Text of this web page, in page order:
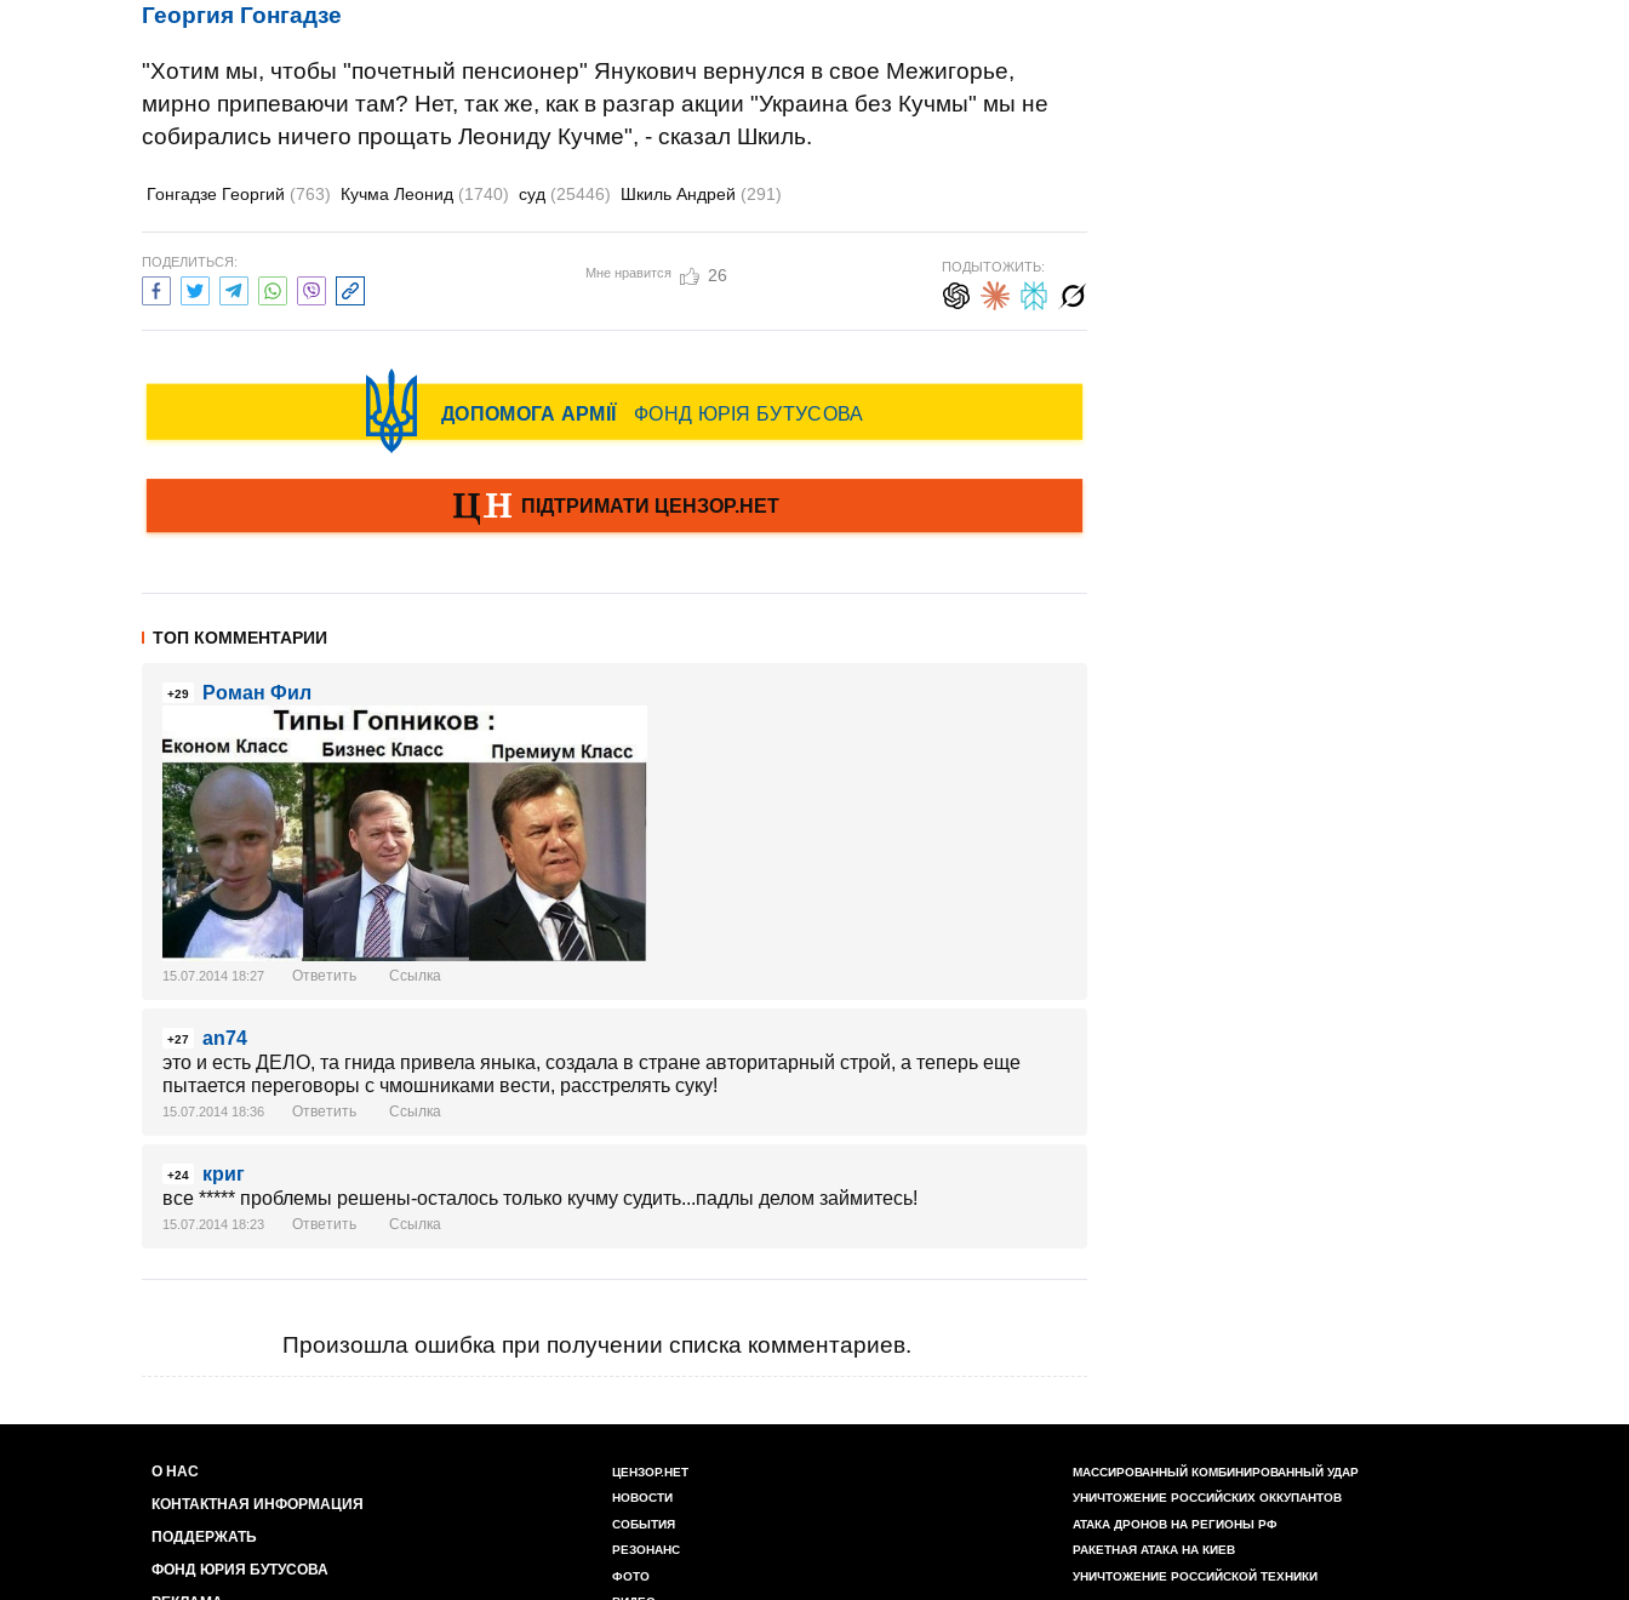
Георгия Гонгадзе
"Хотим мы, чтобы "почетный пенсионер" Янукович вернулся в свое Межигорье,
мирно припеваючи там? Нет, так же, как в разгар акции "Украина без Кучмы" мы не
собирались ничего прощать Леониду Кучме", - сказал Шкиль.
Гонгадзе Георгий (763) Кучма Леонид (1740) суд (25446) Шкиль Андрей (291)
ПОДЕЛИТЬСЯ:
Мне нравится 26 ПОДЫТОЖИТЬ:
ТОП КОММЕНТАРИИ
+29 Роман Фил
15.07.2014 18:27 Ответить Ссылка
+27
an74
это и есть ДЕЛО, та гнида привела яныка, создала в стране авторитарный строй, а теперь еще
пытается переговоры с чмошниками вести, расстрелять суку!
15.07.2014 18:36 Ответить Ссылка
+24
криг
все ***** проблемы решены-осталось только кучму судить...падлы делом займитесь!
15.07.2014 18:23 Ответить Ссылка
Произошла ошибка при получении списка комментариев.
О НАС
КОНТАКТНАЯ ИНФОРМАЦИЯ
ПОДДЕРЖАТЬ
ФОНД ЮРИЯ БУТУСОВА
ЦЕНЗОР.НЕТ
НОВОСТИ
СОБЫТИЯ
РЕЗОНАНС
ФОТО
МАССИРОВАННЫЙ КОМБИНИРОВАННЫЙ УДАР
УНИЧТОЖЕНИЕ РОССИЙСКИХ ОККУПАНТОВ
АТАКА ДРОНОВ НА РЕГИОНЫ РФ
РАКЕТНАЯ АТАКА НА КИЕВ
УНИЧТОЖЕНИЕ РОССИЙСКОЙ ТЕХНИКИ